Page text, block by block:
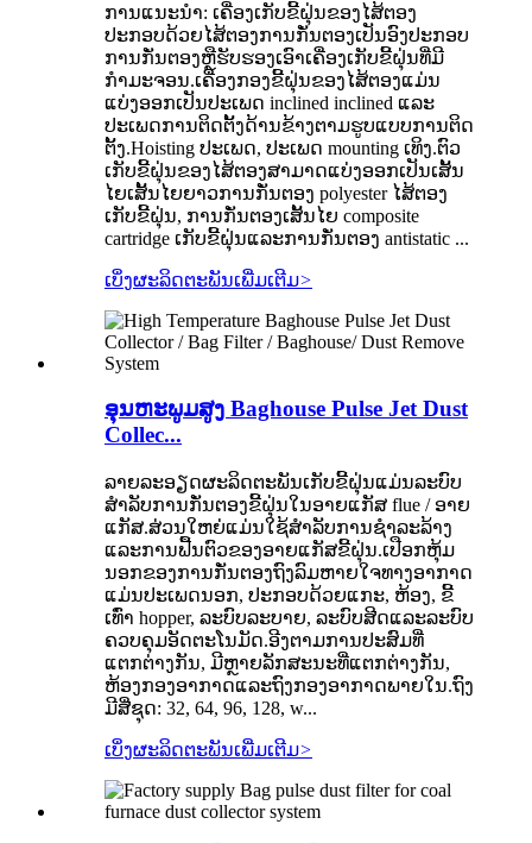
ການແນະນໍາ: ເຄື່ອງເກັບຂີ້ຝຸ່ນຂອງໄສ້ຕອງ
ປະກອບດ້ວຍໄສ້ຕອງການກັ່ນຕອງເປັນອົງປະກອບ
ການກັ່ນຕອງຫຼືຮັບຮອງເອົາເຄື່ອງເກັບຂີ້ຝຸ່ນທີ່ມີ
ກໍາມະຈອນ.ເຄື່ອງກອງຂີ້ຝຸ່ນຂອງໄສ້ຕອງແມ່ນ
ແບ່ງອອກເປັນປະເພດ inclined inclined ແລະ
ປະເພດການຕິດຕັ້ງດ້ານຂ້າງຕາມຮູບແບບການຕິດ
ຕັ້ງ.Hoisting ປະເພດ, ປະເພດ mounting ເທິງ.ຕົວ
ເກັບຂີ້ຝຸ່ນຂອງໄສ້ຕອງສາມາດແບ່ງອອກເປັນເສັ້ນ
ໄຍເສັ້ນໄຍຍາວການກັ່ນຕອງ polyester ໄສ້ຕອງ
ເກັບຂີ້ຝຸ່ນ, ການກັ່ນຕອງເສັ້ນໄຍ composite
cartridge ເກັບຂີ້ຝຸ່ນແລະການກັ່ນຕອງ antistatic ...
ເບິ່ງຜະລິດຕະພັນເພີ່ມເຕີມ>
ອຸນຫະພູມສູງ Baghouse Pulse Jet Dust
Collec...
ລາຍ​ລະ​ອຽດ​ຜະ​ລິດ​ຕະ​ພັນ​ເກັບ​ຂີ້​ຝຸ່ນ​ແມ່ນ​ລະ​ບົບ​
ສໍາ​ລັບ​ການ​ກັ່ນ​ຕອງ​ຂີ້​ຝຸ່ນ​ໃນ​ອາຍ​ແກ​ັ​ສ flue / ອາຍ​
ແກ​ັ​ສ​.ສ່ວນໃຫຍ່ແມ່ນໃຊ້ສໍາລັບການຊໍາລະລ້າງ
ແລະການຟື້ນຕົວຂອງອາຍແກັສຂີ້ຝຸ່ນ.ເປືອກຫຸ້ມ
ນອກຂອງການກັ່ນຕອງຖົງລົມຫາຍໃຈທາງອາກາດ
ແມ່ນປະເພດນອກ, ປະກອບດ້ວຍແກະ, ຫ້ອງ, ຂີ້
ເທົ່າ hopper, ລະບົບລະບາຍ, ລະບົບສີດແລະລະບົບ
ຄວບຄຸມອັດຕະໂນມັດ.ອີງຕາມການປະສົມທີ່
ແຕກຕ່າງກັນ, ມີຫຼາຍລັກສະນະທີ່ແຕກຕ່າງກັນ,
ຫ້ອງກອງອາກາດແລະຖົງກອງອາກາດພາຍໃນ.ຖົງ
ມີສີ່ຊຸດ: 32, 64, 96, 128, w...
ເບິ່ງຜະລິດຕະພັນເພີ່ມເຕີມ>